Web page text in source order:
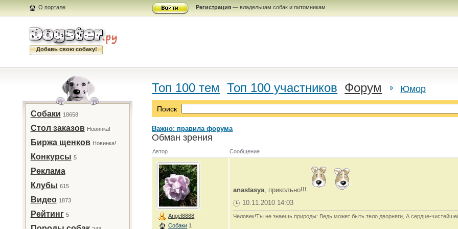
О портале Регистрация — владельцам собак и питомникам
Добавь свою собаку!
Собаки 18658
Стол заказов Новинка!
Биржа щенков Новинка!
Конкурсы 5
Реклама
Клубы 615
Видео 1873
Рейтинг 5
Топ 100 тем Топ 100 участников Форум Юмор
Поиск
Важно: правила форума
Обман зрения
Автор Сообщение
Angel8888
Собаки 1
anastasya, прикольно!!!
10.11.2010 14:03
Человек!Ты не знаешь природы: Ведь может быть тело дворняги, А сердце-